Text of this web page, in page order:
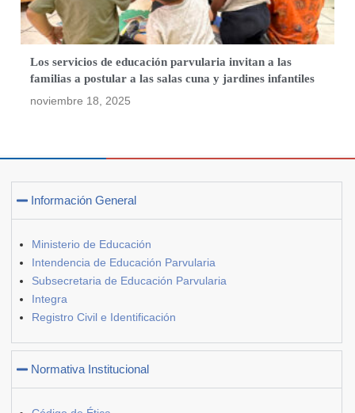
Los servicios de educación parvularia invitan a las
familias a postular a las salas cuna y jardines infantiles
noviembre 18, 2025
Información General
Ministerio de Educación
Intendencia de Educación Parvularia
Subsecretaria de Educación Parvularia
Integra
Registro Civil e Identificación
Normativa Institucional